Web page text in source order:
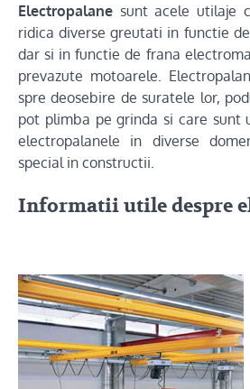
Electropalane sunt acele utilaje
ridica diverse greutati in functie
dar si in functie de frana
prevazute motoarele.
spre deosebire de suratele lor,
pot plimba pe grinda si care sunt
electropalanele in diverse
special in constructii.
Informatii utile despre